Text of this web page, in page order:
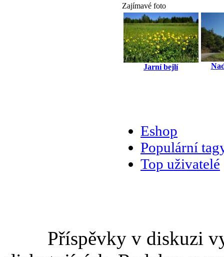
Zajímavé foto
Jarní bejlí
Eshop
Populární
Top uživatelé
Příspěvky v diskuzi